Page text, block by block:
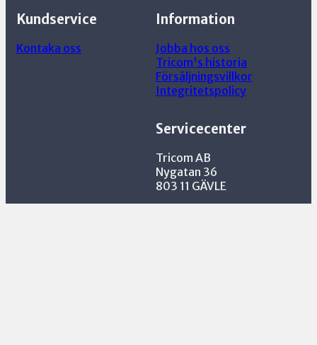
Kundservice
Kontaka oss
Information
Jobba hos oss
Tricom's historia
Försäljningsvillkor
Integritetspolicy
Servicecenter
Tricom AB
Nygatan 36
803 11 GÄVLE